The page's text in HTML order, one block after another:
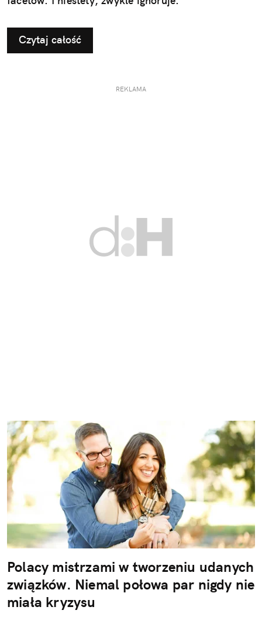
Czytaj całość
REKLAMA
Polacy mistrzami w tworzeniu udanych
związków. Niemal połowa par nigdy nie
miała kryzysu